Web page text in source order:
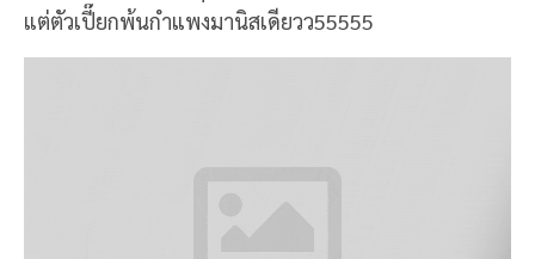
ด้านหลังก็มีมุมให้นั่งนะ